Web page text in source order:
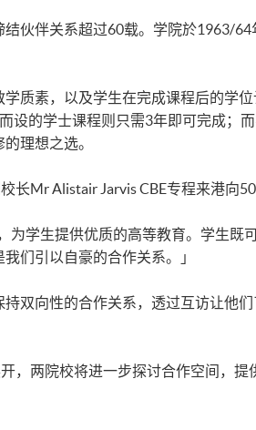
伙伴关系超过60载。学院於1963/
质素，以及学生在完成课程后的学
设的学士课程则只需3年即可完成；
理想之选。
长Mr Alistair Jarvis CBE专程来港向
为学生提供优质的高等教育。学生既
们引以自豪的合作关系。」
双向性的合作关系，透过互访让他
，两院校将进一步探讨合作空间，